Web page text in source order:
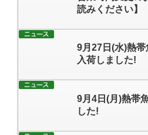
読みください】
9月27日(水)熱
入荷しました!
9月4日(月)熱帯
した!